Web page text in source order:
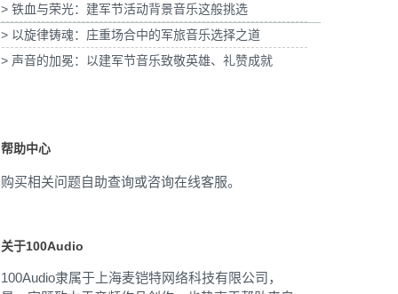
> 铁血与荣光：建军节活动背景音乐这般挑选
> 以旋律铸魂：庄重场合中的军旅音乐选择之道
> 声音的加冕：以建军节音乐致敬英雄、礼赞成就
帮助中心
购买相关问题自助查询或咨询在线客服。
关于100Audio
100Audio隶属于上海麦铠特网络科技有限公司，